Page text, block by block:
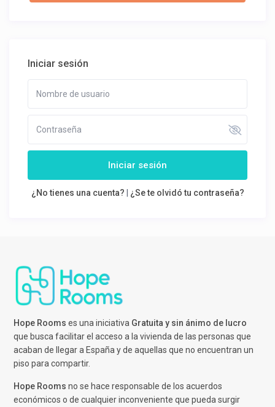
Iniciar sesión
Iniciar sesión
¿No tienes una cuenta? ¿Se te olvidó tu contraseña?
Hope Rooms es una iniciativa Gratuita y sin ánimo de lucro
que busca facilitar el acceso a la vivienda de las personas que
acaban de llegar a España y de aquellas que no encuentran un
piso para compartir.
Hope Rooms no se hace responsable de los acuerdos
económicos o de cualquier inconveniente que pueda surgir